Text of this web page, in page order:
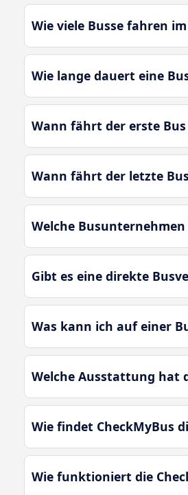
Wie viele Busse fahren
Wie lange dauert eine
Wann fährt der erste
Wann fährt der letzte
Welche
Gibt es eine direkte
Was kann ich auf einer
Welche Ausstattung hat
Wie findet CheckMyBus
Wie funktioniert die